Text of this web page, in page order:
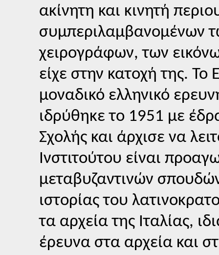
ακίνητη και κινητή
συμπεριλαμβανομένων
χειρογράφων, των
είχε στην κατοχή της. Το
μοναδικό ελληνικό
ιδρύθηκε το 1951 με
Σχολής και άρχισε να
Ινστιτούτου είναι
μεταβυζαντινών
ιστορίας του
τα αρχεία της Ιταλίας,
έρευνα στα αρχεία και